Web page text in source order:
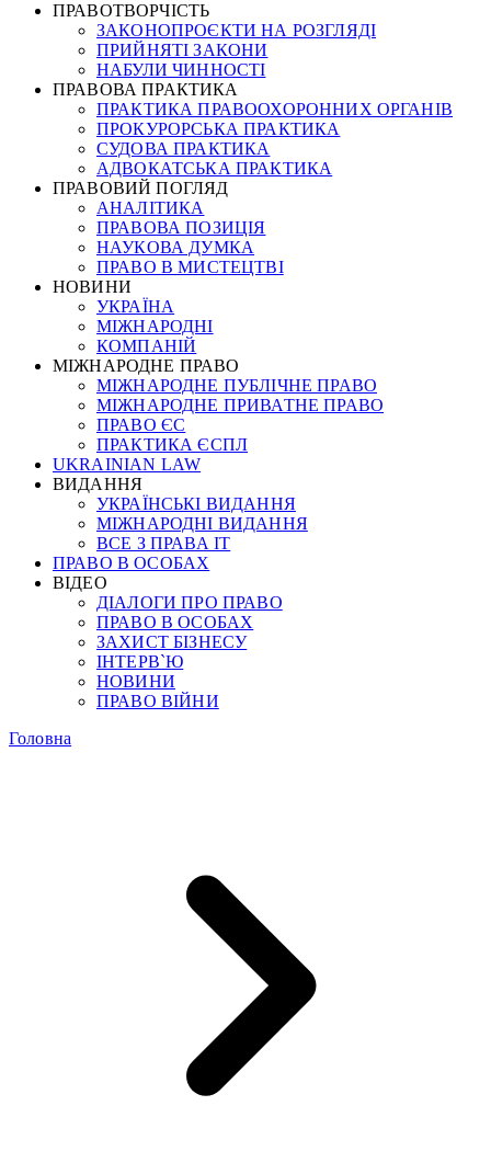
ПРАВОТВОРЧІСТЬ
ЗАКОНОПРОЄКТИ НА РОЗГЛЯДІ
ПРИЙНЯТІ ЗАКОНИ
НАБУЛИ ЧИННОСТІ
ПРАВОВА ПРАКТИКА
ПРАКТИКА ПРАВООХОРОННИХ ОРГАНІВ
ПРОКУРОРСЬКА ПРАКТИКА
СУДОВА ПРАКТИКА
АДВОКАТСЬКА ПРАКТИКА
ПРАВОВИЙ ПОГЛЯД
АНАЛІТИКА
ПРАВОВА ПОЗИЦІЯ
НАУКОВА ДУМКА
ПРАВО В МИСТЕЦТВІ
НОВИНИ
УКРАЇНА
МІЖНАРОДНІ
КОМПАНІЙ
МІЖНАРОДНЕ ПРАВО
МІЖНАРОДНЕ ПУБЛІЧНЕ ПРАВО
МІЖНАРОДНЕ ПРИВАТНЕ ПРАВО
ПРАВО ЄС
ПРАКТИКА ЄСПЛ
UKRAINIAN LAW
ВИДАННЯ
УКРАЇНСЬКІ ВИДАННЯ
МІЖНАРОДНІ ВИДАННЯ
ВСЕ З ПРАВА ІТ
ПРАВО В ОСОБАХ
ВІДЕО
ДІАЛОГИ ПРО ПРАВО
ПРАВО В ОСОБАХ
ЗАХИСТ БІЗНЕСУ
ІНТЕРВ`Ю
НОВИНИ
ПРАВО ВІЙНИ
Головна